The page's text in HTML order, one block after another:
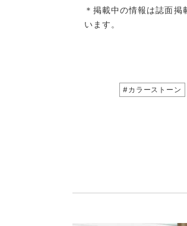
＊掲載中の情報は誌面
います。
#カラーストーン